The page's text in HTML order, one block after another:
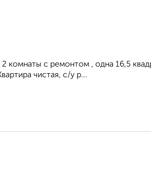
комнаты с ремонтом , одна 16,5
чистая, с/у р...